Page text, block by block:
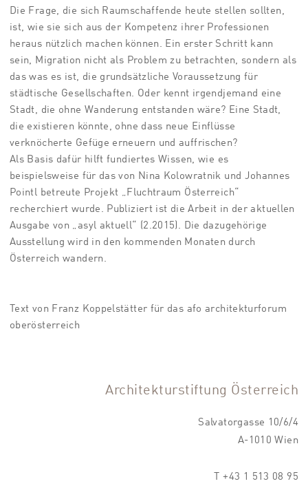
Die Frage, die sich Raumschaffende heute stellen sollten,
ist, wie sie sich aus der Kompetenz ihrer Professionen
heraus nützlich machen können. Ein erster Schritt kann
sein, Migration nicht als Problem zu betrachten, sondern als
das was es ist, die grundsätzliche Voraussetzung für
städtische Gesellschaften. Oder kennt irgendjemand eine
Stadt, die ohne Wanderung entstanden wäre? Eine Stadt,
die existieren könnte, ohne dass neue Einflüsse
verknöcherte Gefüge erneuern und auffrischen?
Als Basis dafür hilft fundiertes Wissen, wie es
beispielsweise für das von Nina Kolowratnik und Johannes
Pointl betreute Projekt „Fluchtraum Österreich“
recherchiert wurde. Publiziert ist die Arbeit in der aktuellen
Ausgabe von „asyl aktuell“ (2.2015). Die dazugehörige
Ausstellung wird in den kommenden Monaten durch
Österreich wandern.
Text von Franz Koppelstätter für das afo architekturforum
oberösterreich
Architekturstiftung Österreich
Salvatorgasse 10/6/4
A-1010 Wien
T +43 1 513 08 95